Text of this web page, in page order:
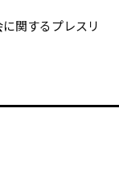
関するプレスリ